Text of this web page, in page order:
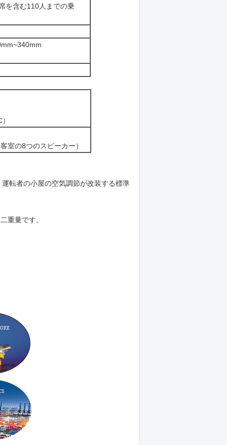
を含む110人までの乗
室の8つのスピーカー）
転者の小屋の空気調節が改装する標準
重量です。